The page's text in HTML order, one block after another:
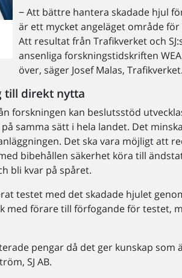
‒ Att bättre hantera skadade hjul
är ett mycket angeläget område
Att resultat från Trafikverket och
ansenliga forskningstidskriften
över, säger Josef Malas, Trafikverket.
till direkt nytta
forskningen kan beslutsstöd
samma sätt i hela landet. Det
Det ska vara möjligt att
bibehållen säkerhet köra till
bli kvar på spåret.
testet med det skadade hjulet
med förare till förfogande för testet,
pengar då det ger kunskap som
SJ AB.